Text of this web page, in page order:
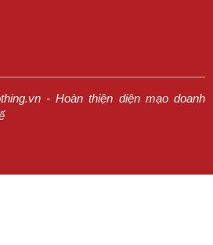
- Hoàn thiện diện mạo doanh